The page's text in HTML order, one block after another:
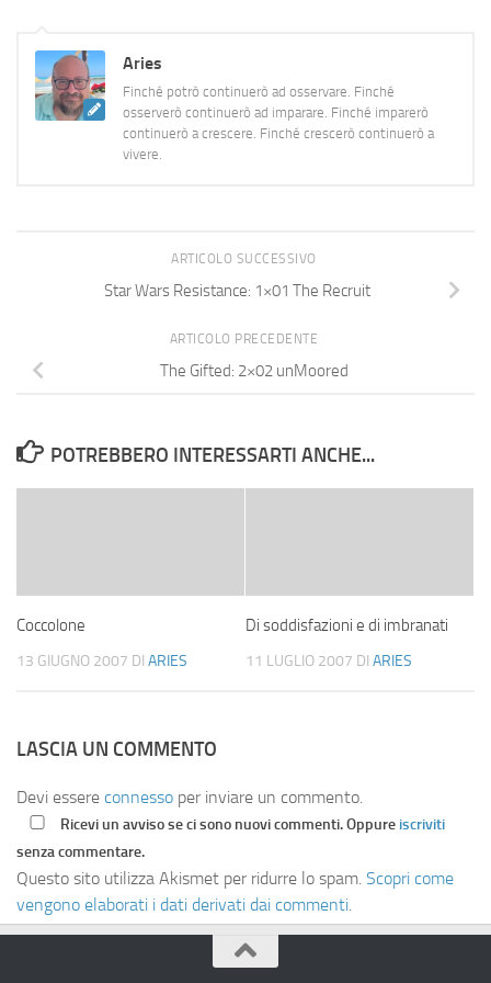
Aries
Finché potrò continuerò ad osservare. Finché
osserverò continuerò ad imparare. Finché imparerò
continuerò a crescere. Finché crescerò continuerò a
vivere.
ARTICOLO SUCCESSIVO
Star Wars Resistance: 1×01 The Recruit
ARTICOLO PRECEDENTE
The Gifted: 2×02 unMoored
POTREBBERO INTERESSARTI ANCHE...
Coccolone
13 GIUGNO 2007 DI ARIES
Di soddisfazioni e di imbranati
11 LUGLIO 2007 DI ARIES
LASCIA UN COMMENTO
Devi essere connesso per inviare un commento.
Ricevi un avviso se ci sono nuovi commenti. Oppure iscriviti
senza commentare.
Questo sito utilizza Akismet per ridurre lo spam. Scopri come
vengono elaborati i dati derivati dai commenti.